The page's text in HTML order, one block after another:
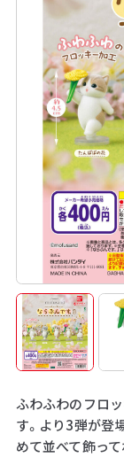
ふわふわのフロ
す。より3弾が登
めて並べて飾って